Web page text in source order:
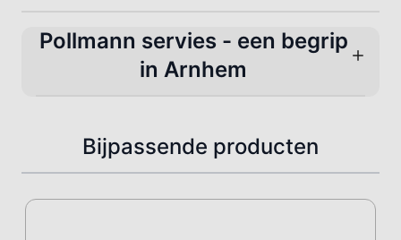
Pollmann servies - een begrip
in Arnhem
Bijpassende producten